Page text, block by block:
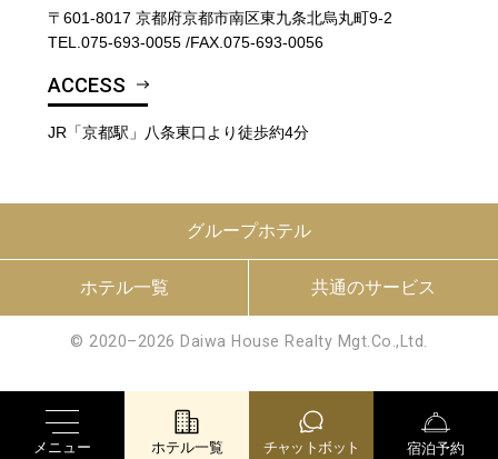
〒601-8017 京都府京都市南区東九条北烏丸町9-2
TEL.075-693-0055 /FAX.075-693-0056
ACCESS
JR「京都駅」八条東口より徒歩約4分
グループホテル
ホテル一覧 共通のサービス
© 2020–2026 Daiwa House Realty Mgt.Co.,Ltd.
メニュー ホテル一覧 チャットボット 宿泊予約